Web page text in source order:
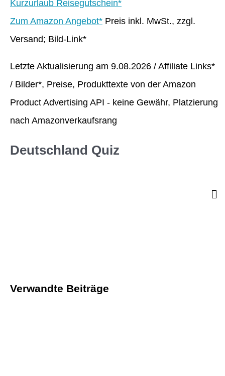
Kurzurlaub Reisegutschein*
Zum Amazon Angebot* Preis inkl. MwSt., zzgl.
Versand; Bild-Link*
Letzte Aktualisierung am 9.08.2026 / Affiliate Links*
/ Bilder*, Preise, Produkttexte von der Amazon
Product Advertising API - keine Gewähr, Platzierung
nach Amazonverkaufsrang
Deutschland Quiz
Verwandte Beiträge